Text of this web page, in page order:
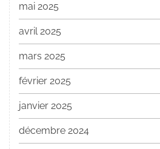
mai 2025
avril 2025
mars 2025
février 2025
janvier 2025
décembre 2024